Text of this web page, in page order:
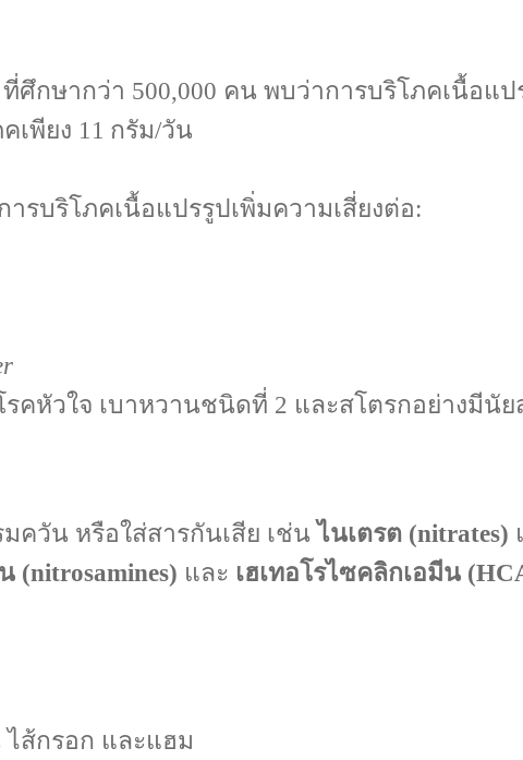
ศึกษากว่า 500,000 คน พบว่าการบริโภคเนื้อแป
เพียง 11 กรัม/วัน
ารบริโภคเนื้อแปรรูปเพิ่มความเสี่ยงต่อ:
รคหัวใจ เบาหวานชนิดที่ 2 และสโตรกอย่างมีนั
ควัน หรือใส่สารกันเสีย เช่น ไนเตรต (nitrates)
(nitrosamines) และ เฮเทอโรไซคลิกเอมีน
ไส้กรอก และแฮม